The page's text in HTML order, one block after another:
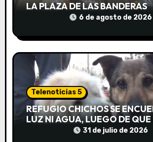
e
n
t
a
d
LA PLAZA DE LAS BANDERAS
6 de agosto de 2026
Telenoticias 5
REFUGIO CHICHOS SE
LUZ NI AGUA, LUEGO DE QUE
CORTARA EL SUMINISTRO SIN
31 de julio de 2026